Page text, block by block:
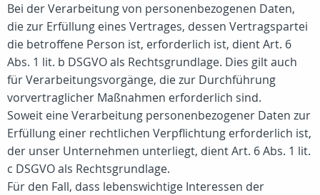
Bei der Verarbeitung von personenbezogenen Daten,
die zur Erfüllung eines Vertrages, dessen Vertragspartei
die betroffene Person ist, erforderlich ist, dient Art. 6
Abs. 1 lit. b DSGVO als Rechtsgrundlage. Dies gilt auch
für Verarbeitungsvorgänge, die zur Durchführung
vorvertraglicher Maßnahmen erforderlich sind.
Soweit eine Verarbeitung personenbezogener Daten zur
Erfüllung einer rechtlichen Verpflichtung erforderlich ist,
der unser Unternehmen unterliegt, dient Art. 6 Abs. 1 lit.
c DSGVO als Rechtsgrundlage.
Für den Fall, dass lebenswichtige Interessen der